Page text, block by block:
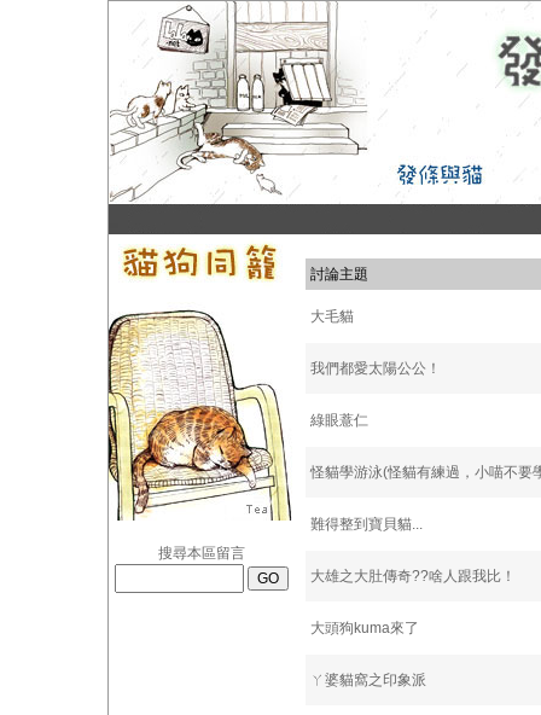
搜尋本區留言
討論主題
大毛貓
我們都愛太陽公公！
綠眼薏仁
怪貓學游泳(怪貓有練過，小喵不要
難得整到寶貝貓...
大雄之大肚傳奇??啥人跟我比！
大頭狗kuma來了
ㄚ婆貓窩之印象派